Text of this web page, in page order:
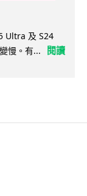
Ultra 及 S24
慢。有...
閱讀